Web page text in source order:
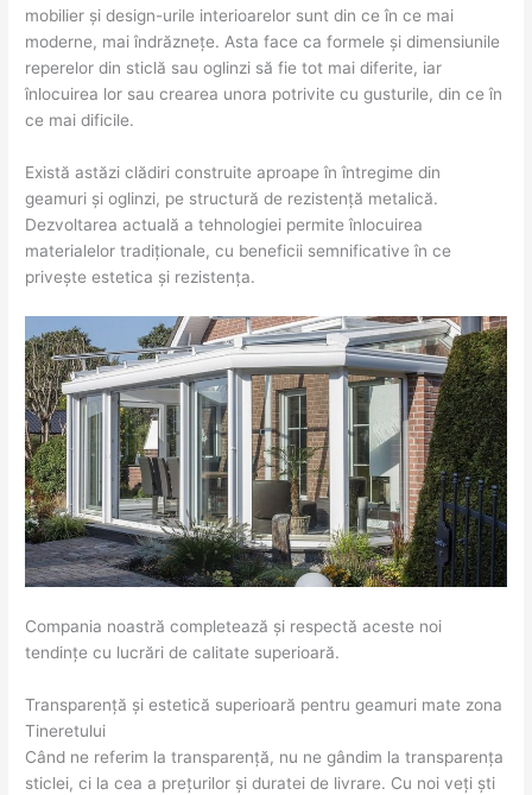
mobilier și design-urile interioarelor sunt din ce în ce mai
moderne, mai îndrăznețe. Asta face ca formele și dimensiunile
reperelor din sticlă sau oglinzi să fie tot mai diferite, iar
înlocuirea lor sau crearea unora potrivite cu gusturile, din ce în
ce mai dificile.
Există astăzi clădiri construite aproape în întregime din
geamuri și oglinzi, pe structură de rezistență metalică.
Dezvoltarea actuală a tehnologiei permite înlocuirea
materialelor tradiționale, cu beneficii semnificative în ce
privește estetica și rezistența.
Compania noastră completează și respectă aceste noi
tendințe cu lucrări de calitate superioară.
Transparență și estetică superioară pentru geamuri mate zona
Tineretului
Când ne referim la transparență, nu ne gândim la transparența
sticlei, ci la cea a prețurilor și duratei de livrare. Cu noi veți ști